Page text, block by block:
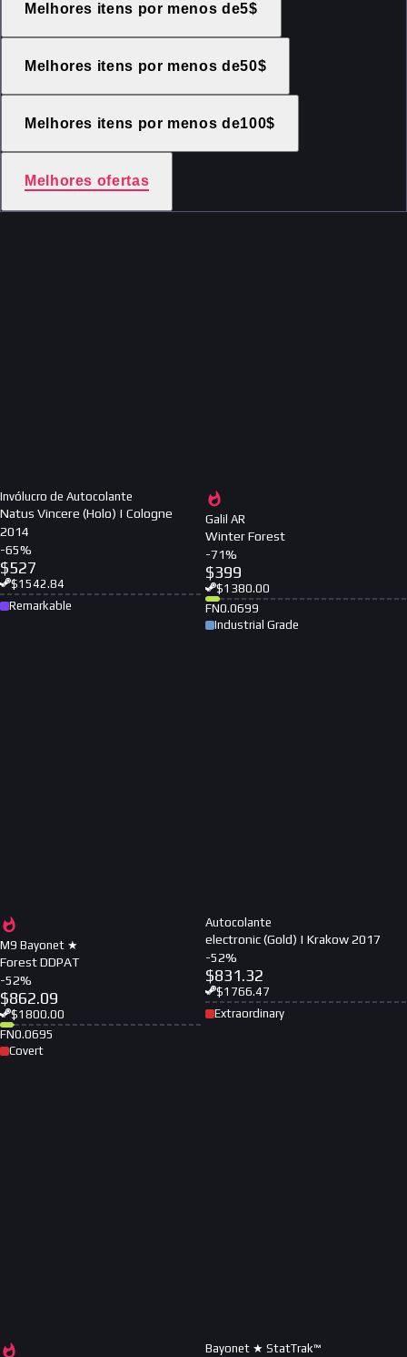
Melhores itens por menos de5$
Melhores itens por menos de50$
Melhores itens por menos de100$
Melhores ofertas
Invólucro de Autocolante
Natus Vincere (Holo) | Cologne
2014
-65%
$527
$1542.84
Remarkable
Galil AR
Winter Forest
-71%
$399
$1380.00
FN0.0699
Industrial Grade
M9 Bayonet ★
Forest DDPAT
-52%
$862.09
$1800.00
FN0.0695
Covert
Autocolante
electronic (Gold) | Krakow 2017
-52%
$831.32
$1766.47
Extraordinary
Bayonet ★ StatTrak™